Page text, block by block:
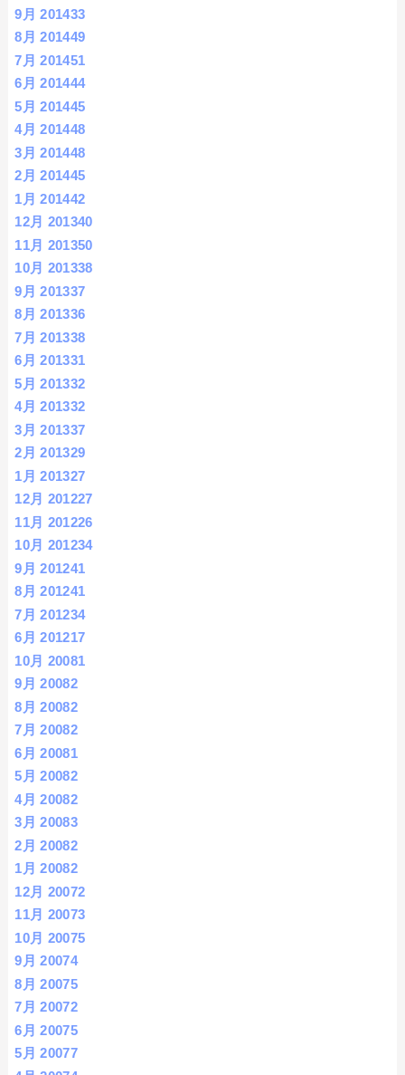
9月 201433
8月 201449
7月 201451
6月 201444
5月 201445
4月 201448
3月 201448
2月 201445
1月 201442
12月 201340
11月 201350
10月 201338
9月 201337
8月 201336
7月 201338
6月 201331
5月 201332
4月 201332
3月 201337
2月 201329
1月 201327
12月 201227
11月 201226
10月 201234
9月 201241
8月 201241
7月 201234
6月 201217
10月 20081
9月 20082
8月 20082
7月 20082
6月 20081
5月 20082
4月 20082
3月 20083
2月 20082
1月 20082
12月 20072
11月 20073
10月 20075
9月 20074
8月 20075
7月 20072
6月 20075
5月 20077